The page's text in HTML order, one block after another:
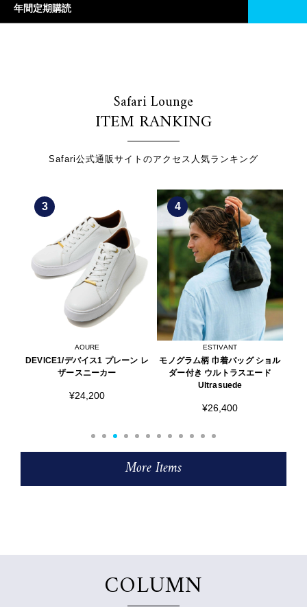
年間定期購読
Safari Lounge
ITEM RANKING
Safari公式通販サイトのアクセス人気ランキング
3
AOURE
DEVICE1/デバイス1 プレーン レ
ザースニーカー
¥24,200
4
ESTIVANT
モノグラム柄 巾着バッグ ショル
ダー付き ウルトラスエード
Ultrasuede
¥26,400
More Items
COLUMN